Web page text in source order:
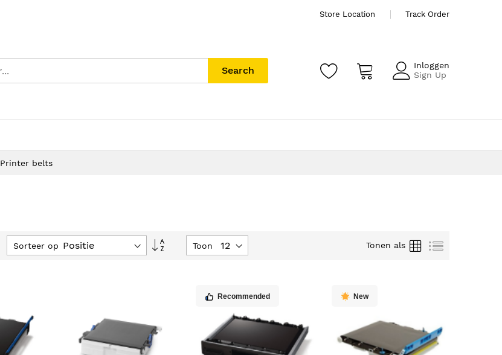
Store Location Track Order
Search
Inloggen
Sign Up
Printer belts
Sorteer op
Van
Toon Tonen als
Foto-
tabel
Lijst
Recommended New